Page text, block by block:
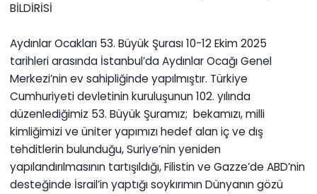
BİLDİRİSİ
Aydınlar Ocakları 53. Büyük Şurası 10-12 Ekim 2025
tarihleri arasında İstanbul’da Aydınlar Ocağı Genel
Merkezi’nin ev sahipliğinde yapılmıştır. Türkiye
Cumhuriyeti devletinin kuruluşunun 102. yılında
düzenlediğimiz 53. Büyük Şuramız; bekamızı, milli
kimliğimizi ve üniter yapımızı hedef alan iç ve dış
tehditlerin bulunduğu, Suriye’nin yeniden
yapılandırılmasının tartışıldığı, Filistin ve Gazze’de ABD’nin
desteğinde İsrail’in yaptığı soykırımın Dünyanın gözü